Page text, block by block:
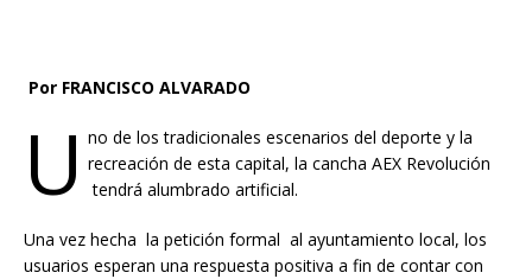
Por FRANCISCO ALVARADO
U no de los tradicionales escenarios del deporte y la
recreación de esta capital, la cancha AEX Revolución
tendrá alumbrado artificial.
Una vez hecha la petición formal al ayuntamiento local, los
usuarios esperan una respuesta positiva a fin de contar con